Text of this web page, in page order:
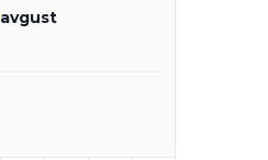
avgust